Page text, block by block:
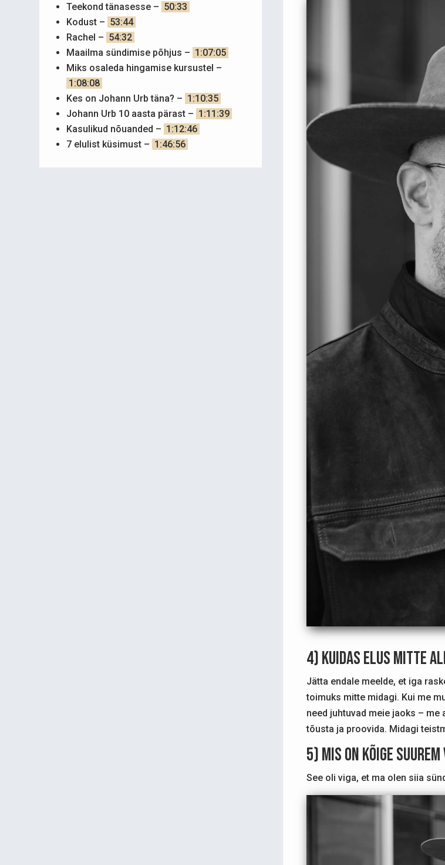
Teekond tänasesse – 50:33
Kodust – 53:44
Rachel – 54:32
Maailma sündimise põhjus – 1:07:05
Miks osaleda hingamise kursustel –
1:08:08
Kes on Johann Urb täna? – 1:10:35
Johann Urb 10 aasta pärast – 1:11:39
Kasulikud nõuanded – 1:12:46
7 elulist küsimust – 1:46:56
4) Kuidas elus mitte
Jätta endale meelde, et iga
toimuks mitte midagi. Kui me
need juhtuvad meie jaoks –
tõusta ja proovida. Midagi
5) Mis on kõige
See oli viga, et ma olen siia